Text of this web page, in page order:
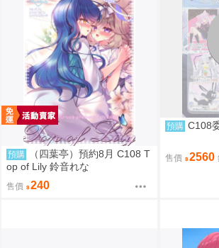
預購
（四葉亭）預約8月 C108 T
op of Lily 鈴音れな
售價 240
預購 C108
售價 2560